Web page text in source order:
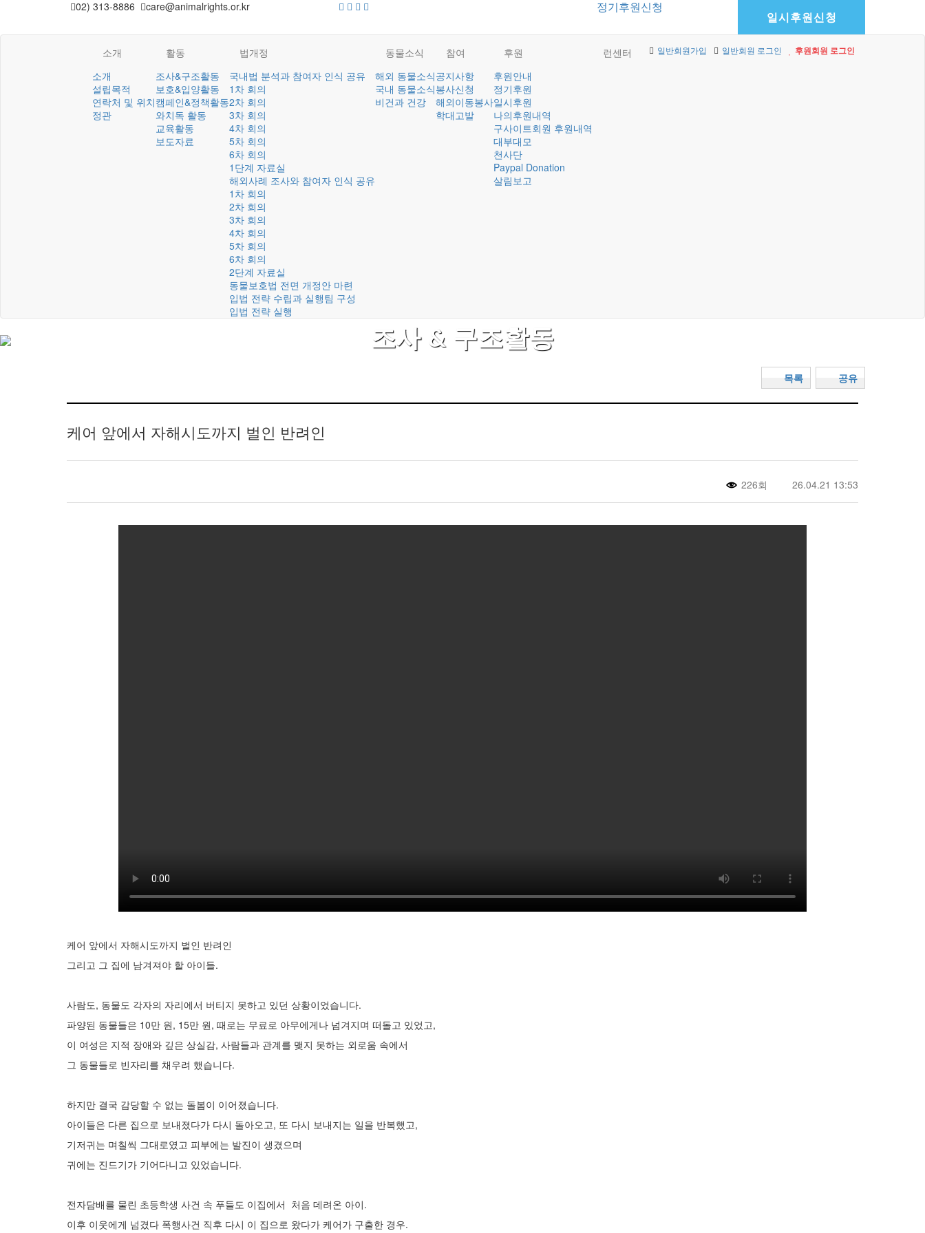
02) 313-8886 care@animalrights.or.kr 정기후원신청
일시후원신청
소개
소개
설립목적
연락처 및 위치
정관
활동
조사&구조활동
보호&입양활동
캠페인&정책활동
와치독 활동
교육활동
보도자료
법개정
국내법 분석과 참여자 인식 공유
1차 회의
2차 회의
3차 회의
4차 회의
5차 회의
6차 회의
1단계 자료실
해외사례 조사와 참여자 인식 공유
1차 회의
2차 회의
3차 회의
4차 회의
5차 회의
6차 회의
2단계 자료실
동물보호법 전면 개정안 마련
입법 전략 수립과 실행팀 구성
입법 전략 실행
동물소식
해외 동물소식
국내 동물소식
비건과 건강
참여
공지사항
봉사신청
해외이동봉사
학대고발
후원
후원안내
정기후원
일시후원
나의후원내역
구사이트회원 후원내역
대부대모
천사단
Paypal Donation
살림보고
런센터 일반회원가입 일반회원 로그인 후원회원 로그인
조사 & 구조활동
공유
목록
케어 앞에서 자해시도까지 벌인 반려인
226회 26.04.21 13:53
케어 앞에서 자해시도까지 벌인 반려인
그리고 그 집에 남겨져야 할 아이들.
사람도, 동물도 각자의 자리에서 버티지 못하고 있던 상황이었습니다.
파양된 동물들은 10만 원, 15만 원, 때로는 무료로 아무에게나 넘겨지며 떠돌고 있었고,
이 여성은 지적 장애와 깊은 상실감, 사람들과 관계를 맺지 못하는 외로움 속에서
그 동물들로 빈자리를 채우려 했습니다.
하지만 결국 감당할 수 없는 돌봄이 이어졌습니다.
아이들은 다른 집으로 보내졌다가 다시 돌아오고, 또 다시 보내지는 일을 반복했고,
기저귀는 며칠씩 그대로였고 피부에는 발진이 생겼으며
귀에는 진드기가 기어다니고 있었습니다.
전자담배를 물린 초등학생 사건 속 푸들도 이집에서 처음 데려온 아이.
이후 이웃에게 넘겼다 폭행사건 직후 다시 이 집으로 왔다가 케어가 구출한 경우.